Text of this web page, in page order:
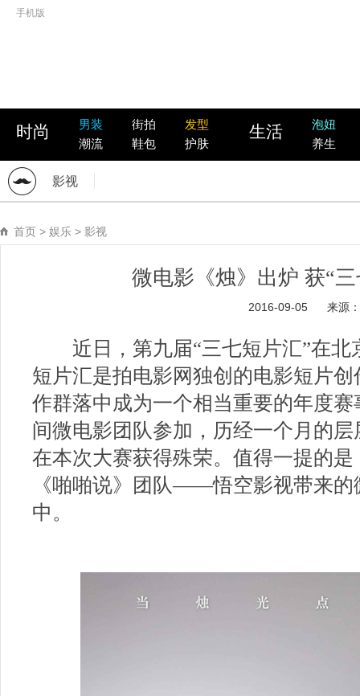
手机版
时尚 男装 街拍
发型
潮流
鞋包 护肤
生活
泡妞
养生
影视
首页 > 娱乐 > 影视
微电影《烛》出炉 获“
2016-09-05 来源
近日，第九届“三七短片汇”在北
短片汇是拍电影网独创的电影短片
作群落中成为一个相当重要的年度
间微电影团队参加，历经一个月的
在本次大赛获得殊荣。值得一提的
《啪啪说》团队——悟空影视带来
中。